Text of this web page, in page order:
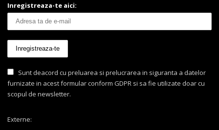
Inregistreaza-te aici:
Sunt deacord cu preluarea si prelucrarea in siguranta a datelor
furnizate in acest formular conform GDPR si sa fie utilizate doar cu
scopul de newsletter.
Externe: